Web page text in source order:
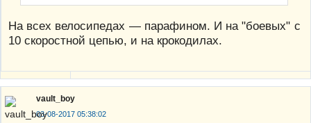
На всех велосипедах — парафином. И на "боевых" с
10 скоростной цепью, и на крокодилах.
vault_boy
03-08-2017 05:38:02